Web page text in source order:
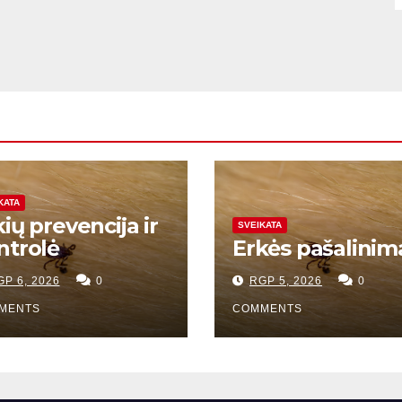
prevencija ir
6, 2026 0
SVEIKATA
Erkės
RGP 5, 2026 0
COMMENTS